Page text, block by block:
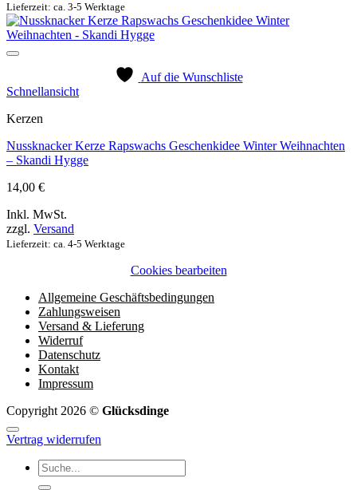
Lieferzeit: ca. 3-5 Werktage
Auf die Wunschliste
Schnellansicht
Kerzen
Nussknacker Kerze Rapswachs Geschenkidee Winter Weihnachten
– Skandi Hygge
14,00 €
Inkl. MwSt.
zzgl. Versand
Lieferzeit: ca. 4-5 Werktage
Cookies bearbeiten
Allgemeine Geschäftsbedingungen
Zahlungsweisen
Versand & Lieferung
Widerruf
Datenschutz
Kontakt
Impressum
Copyright 2026 © Glücksdinge
Vertrag widerrufen
Suchen
nach: